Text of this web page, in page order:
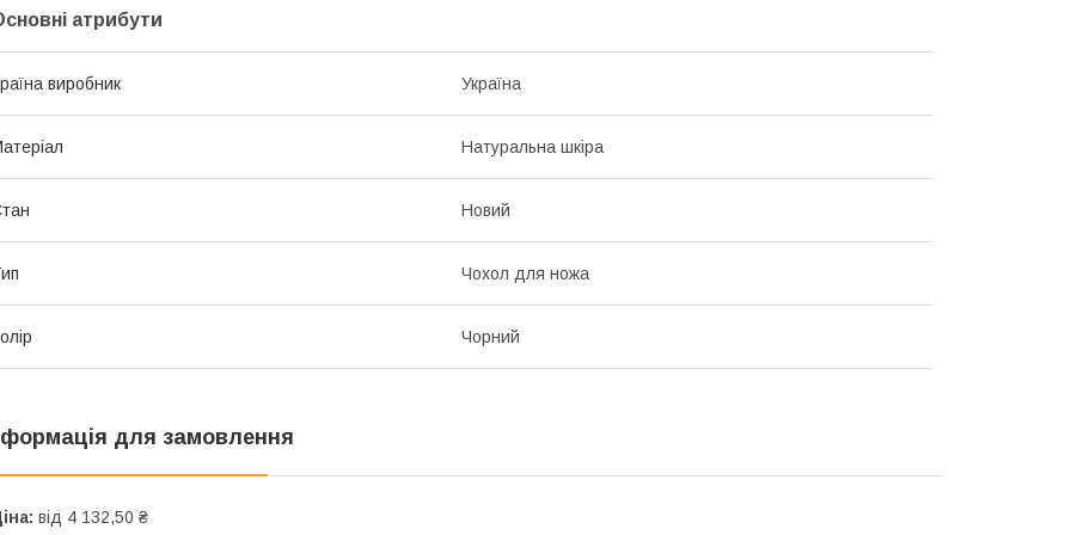
атрибути
виробник Україна
Натуральна шкіра
Новий
Чохол для ножа
Чорний
для замовлення
від 4 132,50 ₴